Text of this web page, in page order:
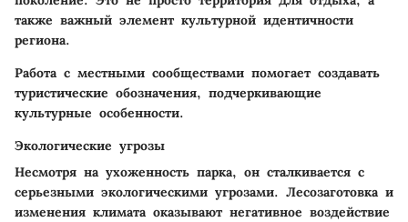
также важный элемент культурной идентичности
региона.
Работа с местными сообществами помогает создавать
туристические обозначения, подчеркивающие
культурные особенности.
Экологические угрозы
Несмотря на ухоженность парка, он сталкивается с
серьезными экологическими угрозами. Лесозаготовка и
изменения климата оказывают негативное воздействие